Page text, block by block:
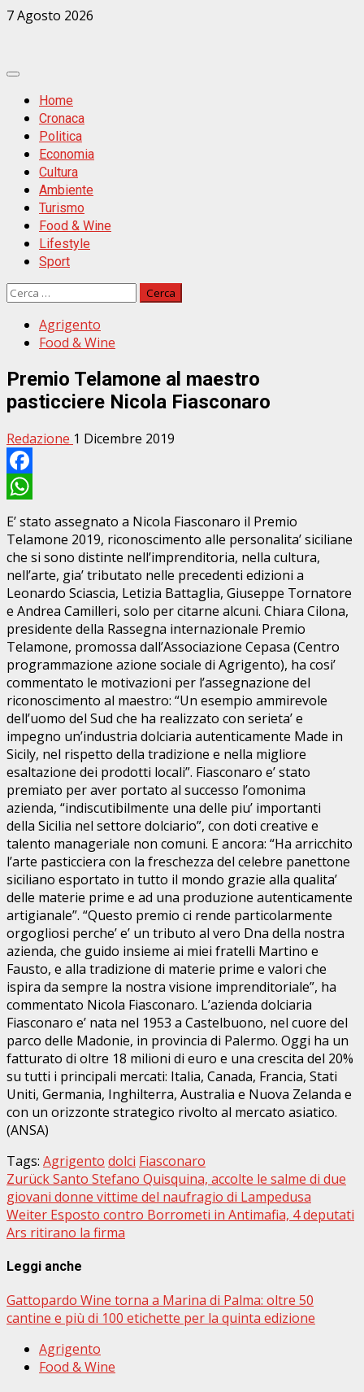
Zum
7 Agosto 2026
Primäres
MenüHome
Cronaca
Politica
Economia
Cultura
Ambiente
Turismo
Food & Wine
Lifestyle
Sport
Ricerca
Agrigento
Food & Wine
Premio Telamone al maestro
pasticciere Nicola Fiasconaro
Redazione 1 Dicembre 2019
Facebook
WhatsApp
E’ stato assegnato a Nicola Fiasconaro il Premio
Telamone 2019, riconoscimento alle personalita’ siciliane
che si sono distinte nell’imprenditoria, nella cultura,
nell’arte, gia’ tributato nelle precedenti edizioni a
Leonardo Sciascia, Letizia Battaglia, Giuseppe Tornatore
e Andrea Camilleri, solo per citarne alcuni. Chiara Cilona,
presidente della Rassegna internazionale Premio
Telamone, promossa dall’Associazione Cepasa (Centro
programmazione azione sociale di Agrigento), ha cosi’
commentato le motivazioni per l’assegnazione del
riconoscimento al maestro: “Un esempio ammirevole
dell’uomo del Sud che ha realizzato con serieta’ e
impegno un’industria dolciaria autenticamente Made in
Sicily, nel rispetto della tradizione e nella migliore
esaltazione dei prodotti locali”. Fiasconaro e’ stato
premiato per aver portato al successo l’omonima
azienda, “indiscutibilmente una delle piu’ importanti
della Sicilia nel settore dolciario”, con doti creative e
talento manageriale non comuni. E ancora: “Ha arricchito
l’arte pasticciera con la freschezza del celebre panettone
siciliano esportato in tutto il mondo grazie alla qualita’
delle materie prime e ad una produzione autenticamente
artigianale”. “Questo premio ci rende particolarmente
orgogliosi perche’ e’ un tributo al vero Dna della nostra
azienda, che guido insieme ai miei fratelli Martino e
Fausto, e alla tradizione di materie prime e valori che
ispira da sempre la nostra visione imprenditoriale”, ha
commentato Nicola Fiasconaro. L’azienda dolciaria
Fiasconaro e’ nata nel 1953 a Castelbuono, nel cuore del
parco delle Madonie, in provincia di Palermo. Oggi ha un
fatturato di oltre 18 milioni di euro e una crescita del 20%
su tutti i principali mercati: Italia, Canada, Francia, Stati
Uniti, Germania, Inghilterra, Australia e Nuova Zelanda e
con un orizzonte strategico rivolto al mercato asiatico.
(ANSA)
Tags: Agrigento dolci Fiasconaro
Beitragsnavigation
ZurückSanto Stefano Quisquina, accolte le salme di due
giovani donne vittime del naufragio di Lampedusa
Weiter Esposto contro Borrometi in Antimafia, 4 deputati
Ars ritirano la firma
Leggi anche
Gattopardo Wine torna a Marina di Palma: oltre 50
cantine e più di 100 etichette per la quinta edizione
Agrigento
Food & Wine